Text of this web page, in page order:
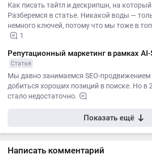
Как писать тайтл и дескрипшн, на
Разберемся в статье. Никакой воды —
немного ключей, потому что мы тоже в
1
Репутационный маркетинг в рамках
Статья
Мы давно занимаемся SEO-продвижением
добиться хороших позиций в поиске. Но в
стало недостаточно.
Показать ещё
Написать комментарий